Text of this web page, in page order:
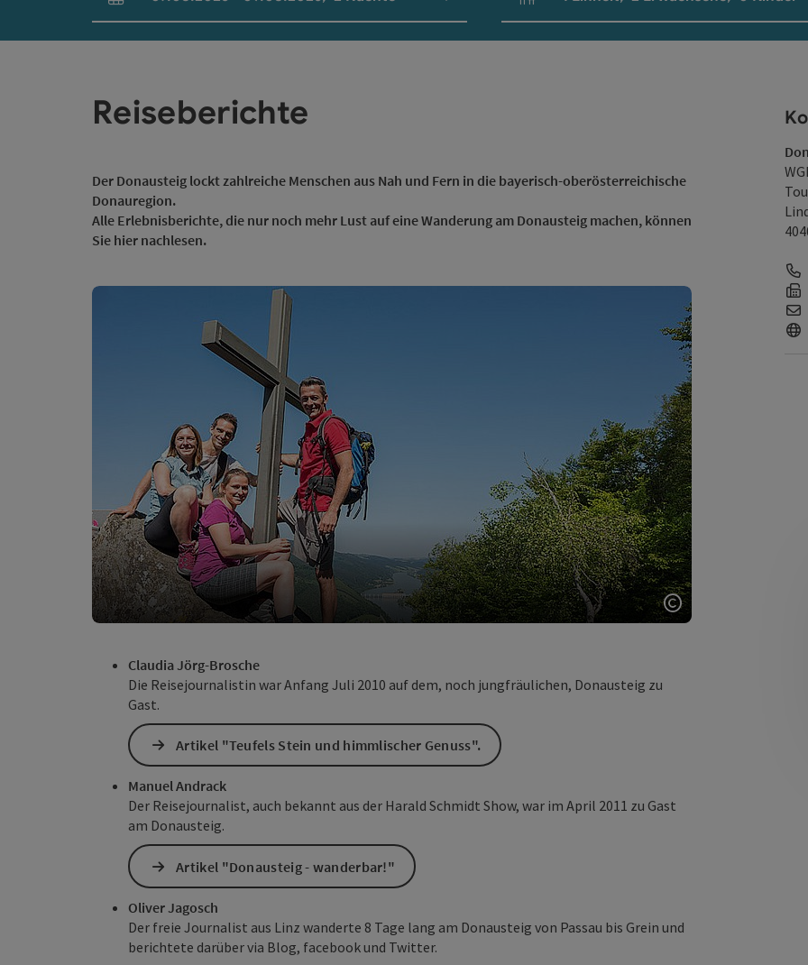
An- und Abreisefelder Einheitenanzahl und Personenfelder
Reiseberichte
Der Donausteig lockt zahlreiche Menschen aus Nah und Fern in die bayerisch-oberösterreichische
Donauregion.
Alle Erlebnisberichte, die nur noch mehr Lust auf eine Wanderung am Donausteig machen, können
Sie hier nachlesen.
Copyright öffnen
Claudia Jörg-Brosche
Die Reisejournalistin war Anfang Juli 2010 auf dem, noch jungfräulichen, Donausteig zu
Gast.
Artikel "Teufels Stein und himmlischer Genuss".
Manuel Andrack
Der Reisejournalist, auch bekannt aus der Harald Schmidt Show, war im April 2011 zu Gast
am Donausteig.
Artikel "Donausteig - wanderbar!"
Oliver Jagosch
Der freie Journalist aus Linz wanderte 8 Tage lang am Donausteig von Passau bis Grein und
berichtete darüber via Blog, facebook und Twitter.